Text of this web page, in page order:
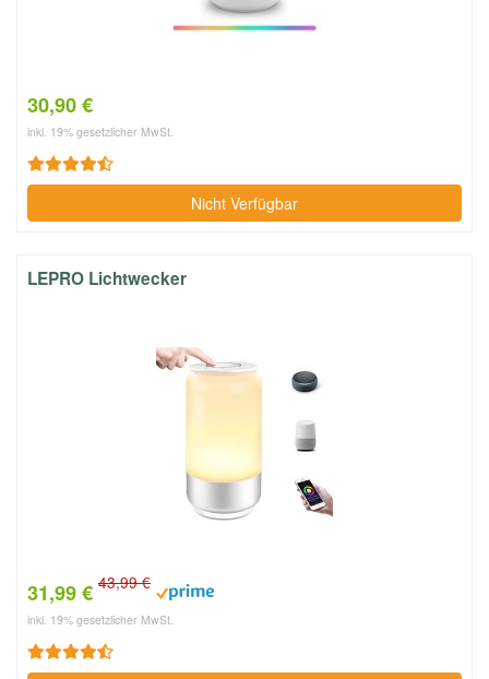
30,90 €
inkl. 19% gesetzlicher MwSt.
Nicht Verfügbar
LEPRO Lichtwecker
31,99 € 43,99 €
inkl. 19% gesetzlicher MwSt.